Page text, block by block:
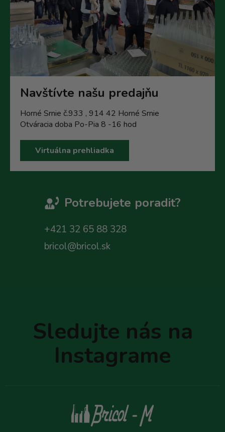
Navštívte našu predajňu
Horné Srnie č.933 , 914 42 Horné Srnie
Otváracia doba Po-Pia 8 -16 hod
Virtuálna prehliadka
Potrebujete poradit?
+421 32 65 88 328
bricol@bricol.sk
Sledujte nás na
Instagrame